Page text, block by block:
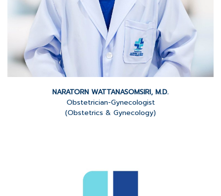
NARATORN WATTANASOMSIRI, M.D.
Obstetrician-Gynecologist
(Obstetrics & Gynecology)